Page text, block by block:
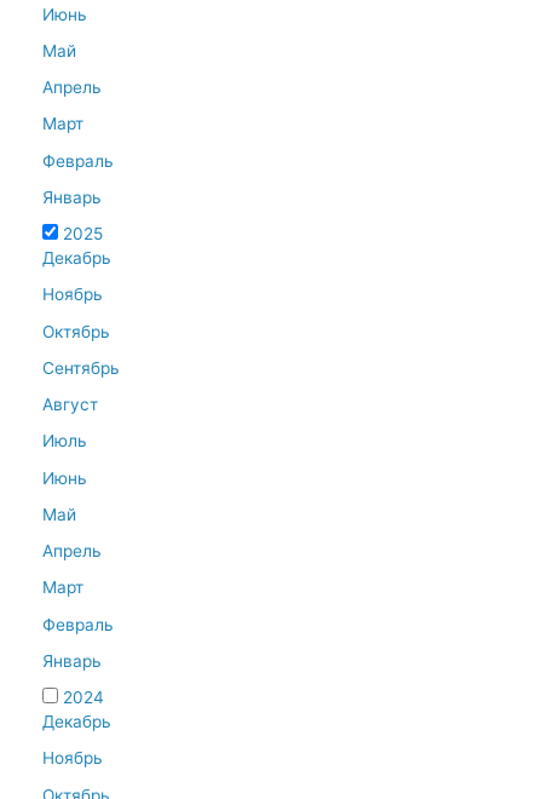
Июнь
Май
Апрель
Март
Февраль
Январь
2025
Декабрь
Ноябрь
Октябрь
Сентябрь
Август
Июль
Июнь
Май
Апрель
Март
Февраль
Январь
2024
Декабрь
Ноябрь
Октябрь